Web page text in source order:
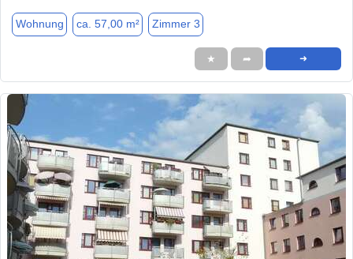
Wohnung ca. 57,00 m² Zimmer 3
★ ➦ ➜